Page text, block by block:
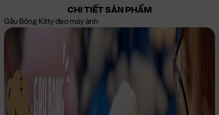
CHI TIẾT SẢN PHẨM
Gấu Bông Kitty đeo máy ảnh